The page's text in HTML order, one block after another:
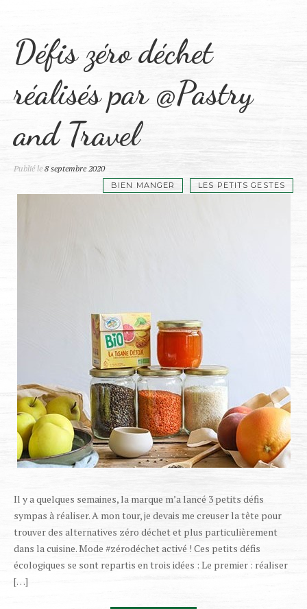
Défis zéro déchet
réalisés par @Pastry
and Travel
Publié le 8 septembre 2020
BIEN MANGER LES PETITS GESTES
Il y a quelques semaines, la marque m’a lancé 3 petits défis
sympas à réaliser. A mon tour, je devais me creuser la tête pour
trouver des alternatives zéro déchet et plus particulièrement
dans la cuisine. Mode #zérodéchet activé ! Ces petits défis
écologiques se sont repartis en trois idées : Le premier : réaliser
[…]